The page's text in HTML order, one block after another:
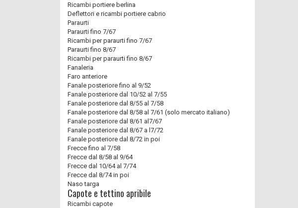
Ricambi portiere berlina
Deflettori e ricambi portiere cabrio
Paraurti
Paraurti fino 7/67
Ricambi per paraurti fino 7/67
Paraurti fino 8/67
Ricambi per paraurti fino 8/67
Fanaleria
Faro anteriore
Fanale posteriore fino al 9/52
Fanale posteriore dal 10/52 al 7/55
Fanale posteriore dal 8/55 al 7/58
Fanale posteriore dal 8/58 al 7/61 (solo mercato italiano)
Fanale posteriore dal 8/61 al7/67
Fanale posteriore dal 8/67 a l7/72
Fanale posteriore dal 8/72 in poi
Frecce fino al 7/58
Frecce dal 8/58 al 9/64
Frecce dal 10/64 al 7/74
Frecce dal 8/74 in poi
Naso targa
Capote e tettino apribile
Ricambi capote